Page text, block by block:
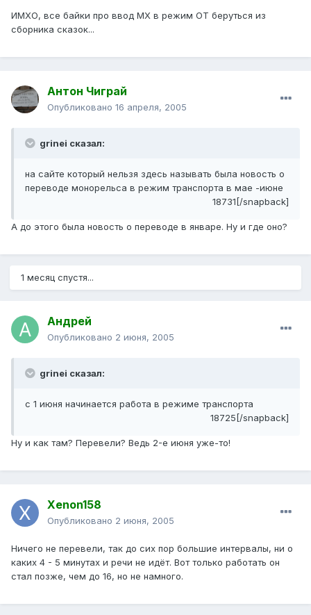
ИМХО, все байки про ввод МХ в режим ОТ беруться из
сборника сказок...
Антон Чиграй
Опубликовано 16 апреля, 2005
grinei сказал:
на сайте который нельзя здесь называть была новость о
переводе монорельса в режим транспорта в мае -июне
18731[/snapback]
А до этого была новость о переводе в январе. Ну и где оно?
1 месяц спустя...
Андрей
Опубликовано 2 июня, 2005
grinei сказал:
с 1 июня начинается работа в режиме транспорта
18725[/snapback]
Ну и как там? Перевели? Ведь 2-е июня уже-то!
Xenon158
Опубликовано 2 июня, 2005
Ничего не перевели, так до сих пор большие интервалы, ни о
каких 4 - 5 минутах и речи не идёт. Вот только работать он
стал позже, чем до 16, но не намного.